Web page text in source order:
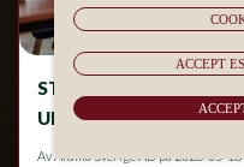
STÄDNING OCH
UNDVIKA I HEMMET?
Av
ACCEPT